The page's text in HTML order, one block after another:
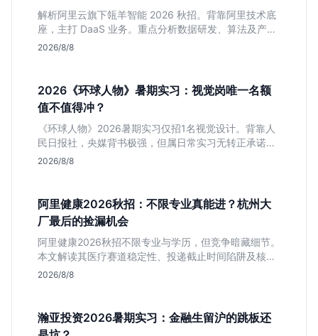
解析阿里云旗下瓴羊智能 2026 秋招。背靠阿里技术底
座，主打 DaaS 业务。重点分析数据研发、算法及产品
岗的硬性要求，评估 B 端数据路线的成长曲线与抗压挑
2026/8/8
2026《环球人物》暑期实习：视觉岗唯一名额
值不值得冲？
《环球人物》2026暑期实习仅招1名视觉设计。背靠人
民日报社，央媒背书极强，但属日常实习无转正承诺。
适合追求高含金量简历、能接受严谨流程的设计生，想
2026/8/8
阿里健康2026秋招：不限专业真能进？杭州大
厂最后的捡漏机会
阿里健康2026秋招不限专业与学历，但竞争暗藏细节。
本文解读其医疗赛道稳定性、投递截止时间陷阱及核心
岗位面试节奏，帮应届生判断是否值得投入。
2026/8/8
瀚亚投资2026暑期实习：金融生留沪的跳板还